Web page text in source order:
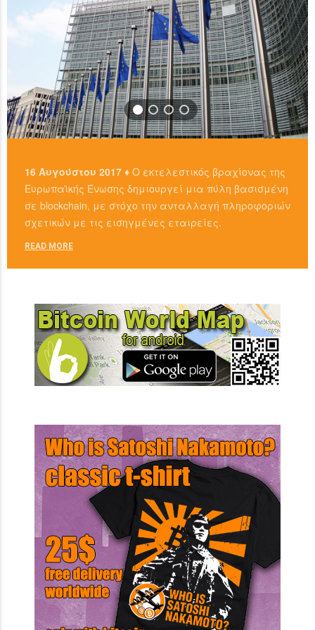
16 Αυγούστου 2017 ♦ Ο εκτελεστικός βραχίονας της
Ευρωπαϊκής Ένωσης δημιουργεί μια πύλη βασισμένη
σε blockchain, με στόχο την ανταλλαγή πληροφοριών
σχετικών με τις εισηγμένες εταιρείες.
READ MORE